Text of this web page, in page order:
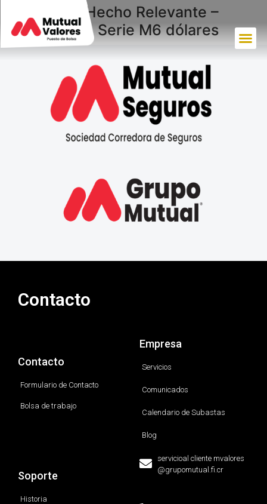
Aclaración Hecho Relevante –
PROMERICA Serie M6 dólares
Contacto
Contacto
Formulario de Contacto
Bolsa de trabajo
Empresa
Servicios
Comunicados
Calendario de Subastas
Blog
Soporte
Historia
servicioal cliente mvalores
@grupomutual.fi.cr